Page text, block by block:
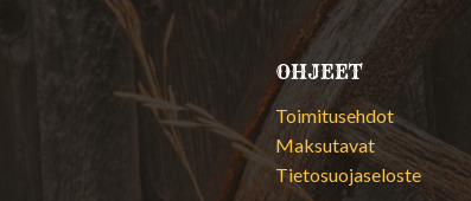
OHJEET
Toimitusehdot
Maksutavat
Tietosuojaseloste